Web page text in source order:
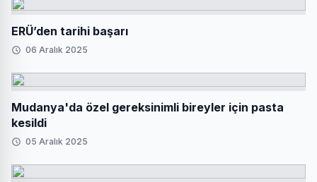
ERÜ’den tarihi başarı
06 Aralık 2025
Mudanya'da özel gereksinimli bireyler için pasta
kesildi
05 Aralık 2025